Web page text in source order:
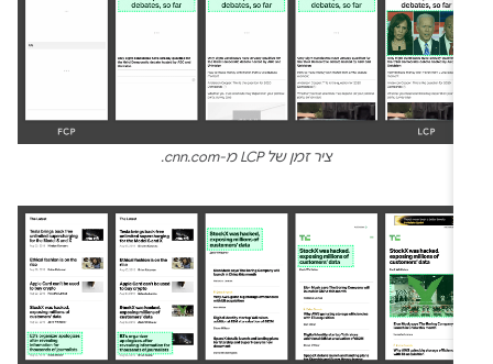
ציר זמן של LCP מ-cnn.com.